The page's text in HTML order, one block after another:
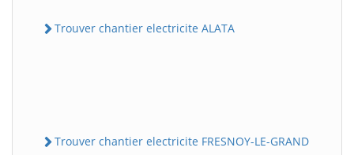
Trouver chantier electricite ALATA
Trouver chantier electricite FRESNOY-LE-GRAND